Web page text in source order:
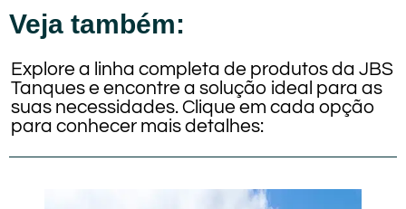
Veja também:
Explore a linha completa de produtos da JBS
Tanques e encontre a solução ideal para as
suas necessidades. Clique em cada opção
para conhecer mais detalhes: